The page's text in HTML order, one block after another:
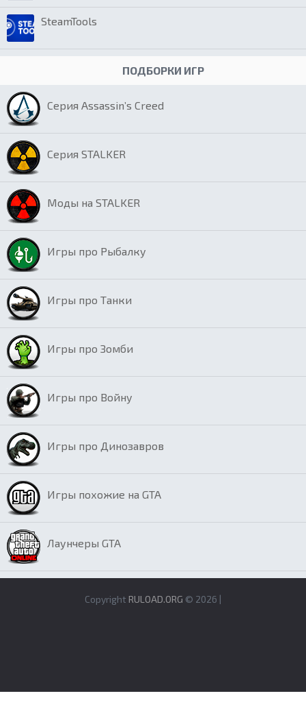
SteamTools
ПОДБОРКИ ИГР
Серия Assassin’s Creed
Серия STALKER
Моды на STALKER
Игры про Рыбалку
Игры про Танки
Игры про Зомби
Игры про Войну
Игры про Динозавров
Игры похожие на GTA
Лаунчеры GTA
Copyright RULOAD.ORG © 2026 |